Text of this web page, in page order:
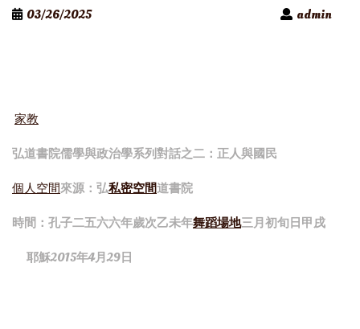
03/26/2025 admin
家教
弘道書院儒學與政治學系列對話之二：正人與國民
個人空間來源：弘私密空間道書院
時間：孔子二五六六年歲次乙未年舞蹈場地三月初旬日甲戌
耶穌2015年4月29日